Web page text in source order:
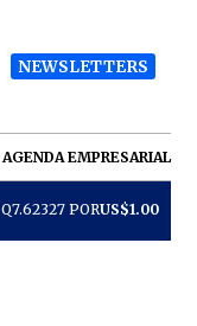
NEWSLETTERS
AGENDA EMPRESARIAL
Q7.62327 PORUS$1.00